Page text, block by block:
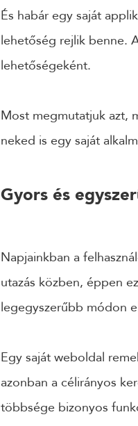
És habár egy saját
lehetőség rejlik benne.
lehetőségeként.
Most megmutatjuk azt,
neked is egy saját
Gyors és
Napjainkban a
utazás közben, éppen
legegyszerűbb módon
Egy saját weboldal
azonban a célirányos
többsége bizonyos